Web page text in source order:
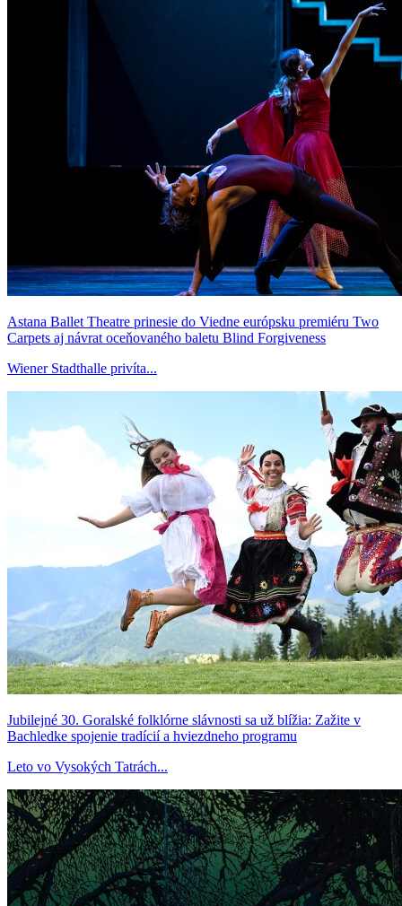
Astana Ballet Theatre prinesie do Viedne európsku premiéru Two
Carpets aj návrat oceňovaného baletu Blind Forgiveness
Wiener Stadthalle privíta...
Jubilejné 30. Goralské folklórne slávnosti sa už blížia: Zažite v
Bachledke spojenie tradícií a hviezdneho programu
Leto vo Vysokých Tatrách...